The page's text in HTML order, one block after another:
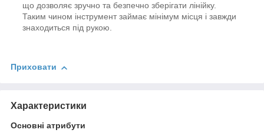
що дозволяє зручно та безпечно зберігати лінійку.
Таким чином інструмент займає мінімум місця і завжди
знаходиться під рукою.
Приховати
Характеристики
Основні атрибути